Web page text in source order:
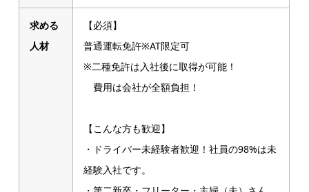
求める
人材
【必須】
普通運転免許※AT限定可
※二種免許は入社後に取得が可能！
費用は会社が全額負担！
【こんな方も歓迎】
・ドライバー未経験者歓迎！社員の98%は未
経験入社です。